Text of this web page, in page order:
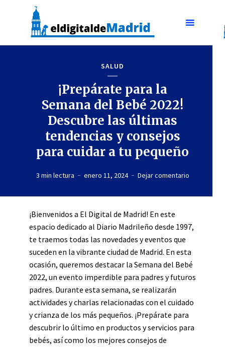
SALUD
¡Prepárate para la
Semana del Bebé 2022!
Descubre las últimas
tendencias y consejos
para cuidar a tu pequeño
3 min lectura enero 11, 2024 Dejar comentario
¡Bienvenidos a El Digital de Madrid! En este
espacio dedicado al Diario Madrileño desde 1997,
te traemos todas las novedades y eventos que
suceden en la vibrante ciudad de Madrid. En esta
ocasión, queremos destacar la Semana del Bebé
2022, un evento imperdible para padres y futuros
padres. Durante esta semana, se realizarán
actividades y charlas relacionadas con el cuidado
y crianza de los más pequeños. ¡Prepárate para
descubrir lo último en productos y servicios para
bebés, así como los mejores consejos de